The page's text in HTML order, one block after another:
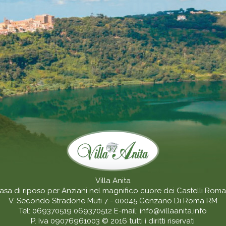
Villa Anita
di riposo per Anziani nel magnifico cuore dei Castelli
V. Secondo Stradone Muti 7 - 00045 Genzano Di Roma RM
Tel: 069370519 069370512 E-mail: info@villaanita.info
P. Iva 09076961003 © 2016 tutti i diritti riservati